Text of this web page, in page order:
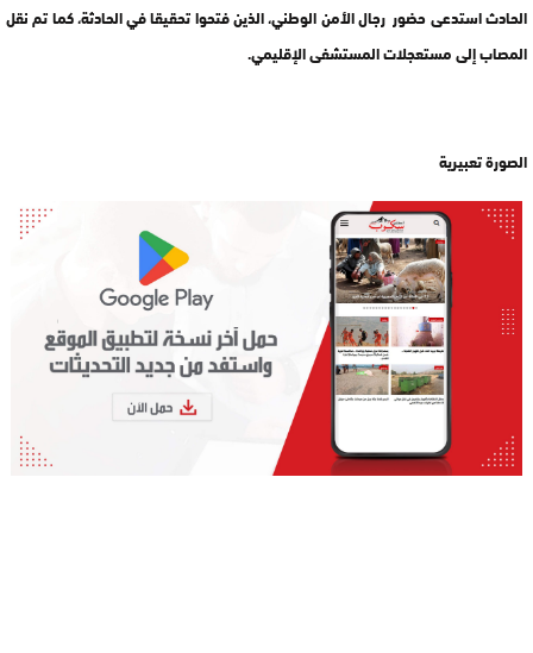
الحادث استدعى حضور رجال الأمن الوطني، الذين فتحوا تحقيقا في الحادثة، كما تم نقل
المصاب إلى مستعجلات المستشفى الإقليمي.
الصورة تعبيرية